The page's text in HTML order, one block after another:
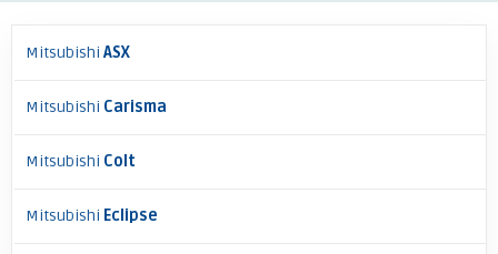
Mitsubishi ASX
Mitsubishi Carisma
Mitsubishi Colt
Mitsubishi Eclipse